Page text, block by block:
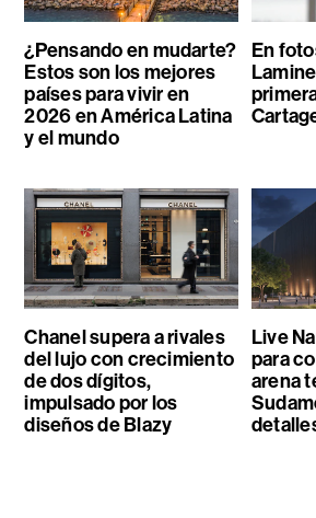
¿Pensando en mudarte?
Estos son los mejores
países para vivir en
2026 en América Latina
y el mundo
En
Chanel supera a rivales
del lujo con crecimiento
de dos dígitos,
impulsado por los
diseños de Blazy
Live
para
arena